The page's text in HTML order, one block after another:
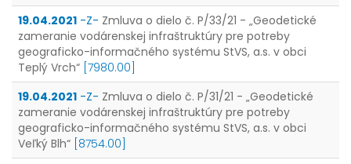
19.04.2021 -Z- Zmluva o dielo č. P/33/21 - „Geodetické
zameranie vodárenskej infraštruktúry pre potreby
geograficko-informačného systému StVS, a.s. v obci
Teplý Vrch“ [7980.00]
19.04.2021 -Z- Zmluva o dielo č. P/31/21 - „Geodetické
zameranie vodárenskej infraštruktúry pre potreby
geograficko-informačného systému StVS, a.s. v obci
Veľký Blh“ [8754.00]